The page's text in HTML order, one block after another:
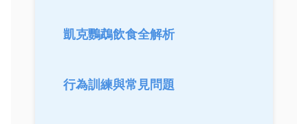
凱克鸚鵡飲食全解析
行為訓練與常見問題